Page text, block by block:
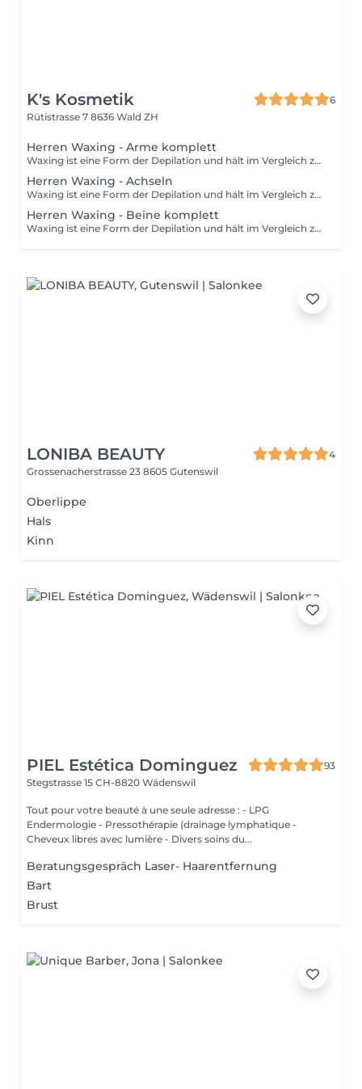
K's Kosmetik
6
Rütistrasse 7 8636 Wald ZH
Herren Waxing - Arme komplett
Waxing ist eine Form der Depilation und hält im Vergleich zum Rasieren wesentlich länger an. Mithilfe von Wachs wird das Haar mitsamt der Wurzel aus der Haut entfernt. Um die Behandlung optimal durchzuführen, sollten die Härchen eine Länge von 3-5 mm haben. Damit die Prozedur so schmerzfrei wie möglich ist, sollten deine Haare nicht länger als 1 cm sind.
Herren Waxing - Achseln
Waxing ist eine Form der Depilation und hält im Vergleich zum Rasieren wesentlich länger an. Mithilfe von Wachs wird das Haar mitsamt der Wurzel aus der Haut entfernt. Um die Behandlung optimal durchzuführen, sollten die Härchen eine Länge von 3-5 mm haben. Damit die Prozedur so schmerzfrei wie möglich ist, sollten deine Haare nicht länger als 1 cm sind.
Herren Waxing - Beine komplett
Waxing ist eine Form der Depilation und hält im Vergleich zum Rasieren wesentlich länger an. Mithilfe von Wachs wird das Haar mitsamt der Wurzel aus der Haut entfernt. Um die Behandlung optimal durchzuführen, sollten die Härchen eine Länge von 3-5 mm haben. Damit die Prozedur so schmerzfrei wie möglich ist, sollten deine Haare nicht länger als 1 cm sind.
LONIBA BEAUTY
4
Grossenacherstrasse 23 8605 Gutenswil
Oberlippe
Hals
Kinn
PIEL Estética Dominguez
93
Stegstrasse 15 CH-8820 Wädenswil
Tout pour votre beauté à une seule adresse : - LPG
Endermologie - Pressothérapie (drainage lymphatique -
Cheveux libres avec lumière - Divers soins du...
Beratungsgespräch Laser- Haarentfernung
Bart
Brust